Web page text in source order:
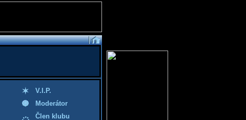
V.I.P.
Moderátor
Člen klubu